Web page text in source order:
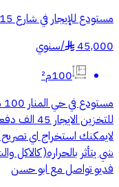
مستودع للإيجار في شارع 15ب, حي المنار, مدينة الدمام, المنطقة الشرقية
45,000
§
/سنوي
100م²
لايمكنك استخراج اي
شي يتأثر بالحراره( كالاكل
فديو تواصل مع ابو حسن